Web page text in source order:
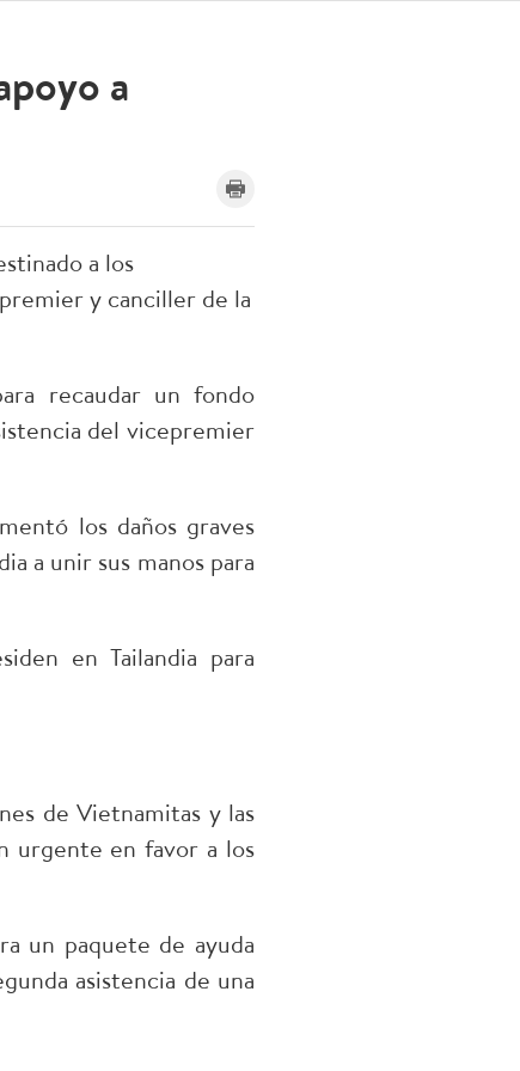
a
a los
y canciller de la
recaudar un fondo
del vicepremier
los daños graves
a unir sus manos para
en Tailandia para
de Vietnamitas y las
urgente en favor a los
un paquete de ayuda
asistencia de una